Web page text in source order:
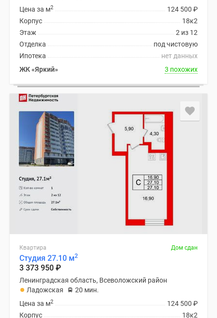
124 500 ₽
Цена за м2
18к2
Корпус
2 из 12
Этаж
под чистовую
Отделка
нет данных
Ипотека
ЖК «Яркий»
3 похожих
Квартира Дом сдан
Студия 27.10 м2
3 373 950 ₽
Ленинградская область, Всеволожский район
Ладожская
20 мин.
124 500 ₽
Цена за м2
18к2
Корпус